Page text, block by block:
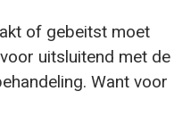
of gebeitst moet
uitsluitend met de
Want voor